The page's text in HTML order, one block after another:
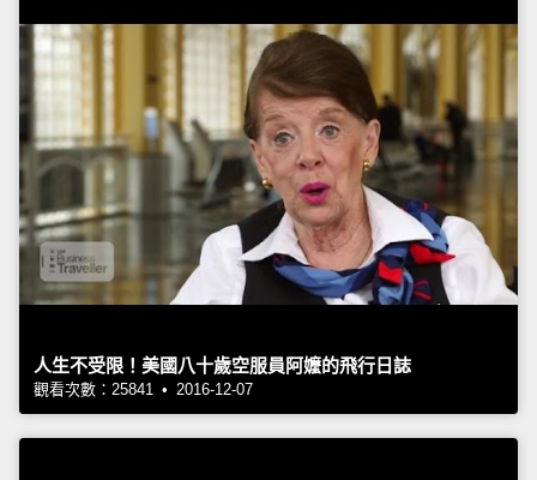
人生不受限！美國八十歲空服員阿嬤的飛行日誌
觀看次數：25841 • 2016-12-07